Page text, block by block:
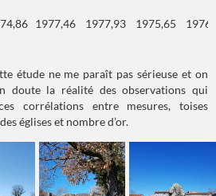
1977,46 1977,93 1975,65
étude ne me paraît pas sérieuse et on
doute la réalité des observations qui
corrélations entre mesures, toises
églises et nombre d’or.